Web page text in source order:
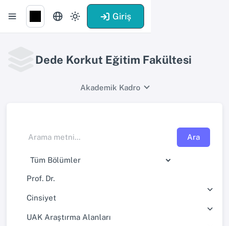
Giriş
Dede Korkut Eğitim Fakültesi
Akademik Kadro
Ara
Prof. Dr.
Cinsiyet
UAK Araştırma Alanları